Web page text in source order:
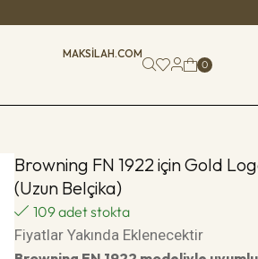
MAKSILAH.COM
0
Browning FN 1922 için Gold
(Uzun Belçika)
109 adet stokta
Fiyatlar Yakında Eklenecektir